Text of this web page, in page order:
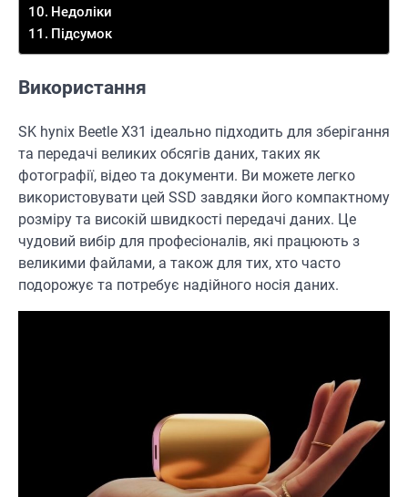
Недоліки
Підсумок
Використання
SK hynix Beetle X31 ідеально підходить для зберігання
та передачі великих обсягів даних, таких як
фотографії, відео та документи. Ви можете легко
використовувати цей SSD завдяки його компактному
розміру та високій швидкості передачі даних. Це
чудовий вибір для професіоналів, які працюють з
великими файлами, а також для тих, хто часто
подорожує та потребує надійного носія даних.